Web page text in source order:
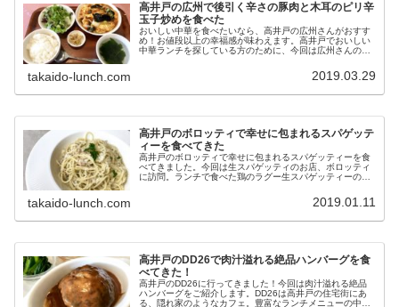
高井戸の広州で後引く辛さの豚肉と木耳のピリ辛
玉子炒めを食べた
おいしい中華を食べたいなら、高井戸の広州さんがおすす
め！お値段以上の幸福感が味わえます。高井戸でおいしい
中華ランチを探している方のために、今回は広州さんの後
takaido-lunch.com 2019.03.29
高井戸のボロッティで幸せに包まれるスパゲッテ
ィーを食べてきた
高井戸のボロッティで幸せに包まれるスパゲッティーを食
べてきました。今回は生スパゲッティのお店、ボロッティ
に訪問。ランチで食べた鶏のラグー生スパゲッティーのレ
takaido-lunch.com 2019.01.11
高井戸のDD26で肉汁溢れる絶品ハンバーグを食
べてきた！
高井戸のDD26に行ってきました！今回は肉汁溢れる絶品
ハンバーグをご紹介します。DD26は高井戸の住宅街にあ
る、隠れ家のようなカフェ。豊富なランチメニューの中か